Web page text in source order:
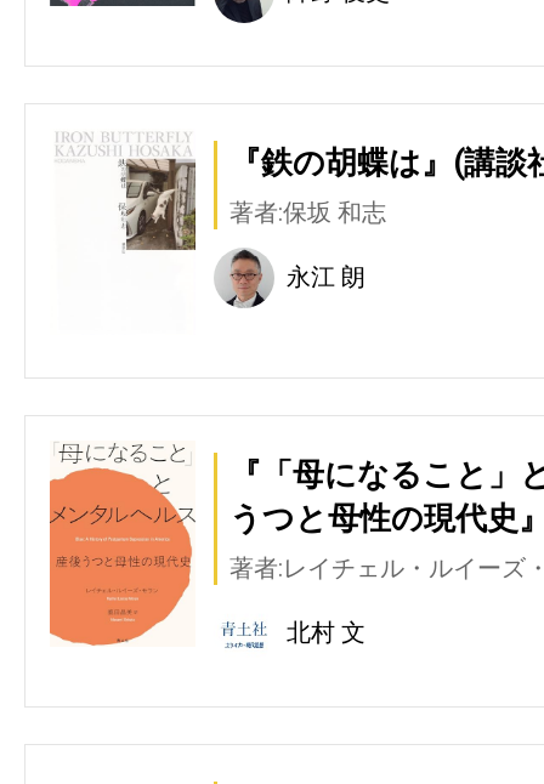
『鉄の胡蝶は』(講談
著者:保坂 和志
永江 朗
『「母になること」
うつと母性の現代史
著者:レイチェル・ルイーズ
北村 文